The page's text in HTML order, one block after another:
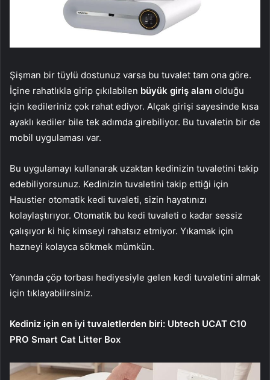
Şişman bir tüylü dostunuz varsa bu tuvalet tam ona göre.
İçine rahatlıkla girip çıkılabilen büyük giriş alanı olduğu
için kedileriniz çok rahat ediyor. Alçak girişi sayesinde kısa
ayaklı kediler bile tek adımda girebiliyor. Bu tuvaletin bir de
mobil uygulaması var.
Bu uygulamayı kullanarak uzaktan kedinizin tuvaletini takip
edebiliyorsunuz. Kedinizin tuvaletini takip ettiği için
Haustier otomatik kedi tuvaleti, sizin hayatınızı
kolaylaştırıyor. Otomatik bu kedi tuvaleti o kadar sessiz
çalışıyor ki hiç kimseyi rahatsız etmiyor. Yıkamak için
hazneyi kolayca sökmek mümkün.
Yanında çöp torbası hediyesiyle gelen kedi tuvaletini almak
için tıklayabilirsiniz.
Kediniz için en iyi tuvaletlerden biri: Ubtech UCAT C10
PRO Smart Cat Litter Box